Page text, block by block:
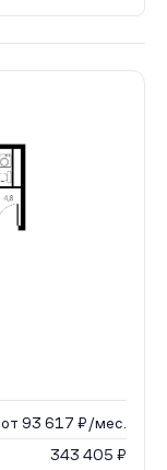
от 93 617 ₽/мес.
343 405 ₽